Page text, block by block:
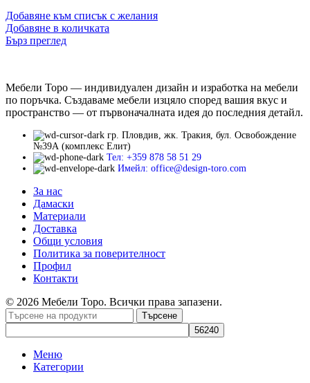
Добавяне към списък с желания
Добавяне в количката
Бърз преглед
Мебели Торо — индивидуален дизайн и изработка на мебели
по поръчка. Създаваме мебели изцяло според вашия вкус и
пространство — от първоначалната идея до последния детайл.
гр. Пловдив, жк. Тракия, бул. Освобождение
№39А (комплекс Елит)
Тел: +359 878 58 51 29
Имейл: office@design-toro.com
За нас
Дамаски
Материали
Доставка
Общи условия
Политика за поверителност
Профил
Контакти
© 2026 Мебели Торо. Всички права запазени.
Търсене
Меню
Категории